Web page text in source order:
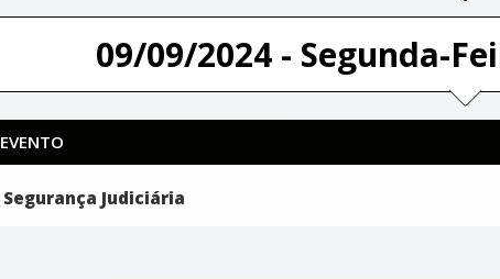
09/09/2024 - Segunda-
EVENTO
Segurança Judiciária